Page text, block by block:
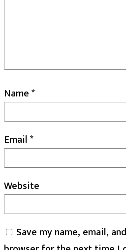
Name*
Email*
Website
Save my name, email,